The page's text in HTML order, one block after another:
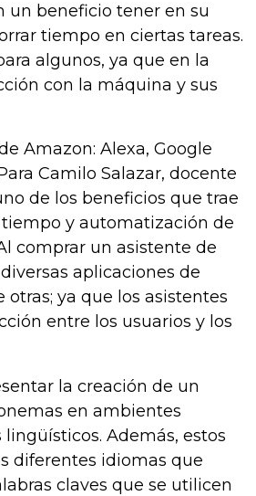
un beneficio tener en su
tiempo en ciertas tareas.
algunos, ya que en la
con la máquina y sus
Amazon: Alexa, Google
Camilo Salazar, docente
de los beneficios que trae
y automatización de
comprar un asistente de
aplicaciones de
ya que los asistentes
entre los usuarios y los
la creación de un
en ambientes
Además, estos
diferentes idiomas que
claves que se utilicen